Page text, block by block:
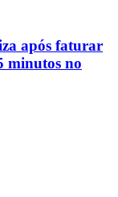
após faturar
minutos no